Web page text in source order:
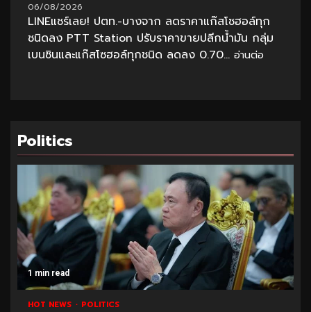
06/08/2026
LINEแชร์เลย! ปตท.-บางจาก ลดราคาแก๊สโซฮอล์ทุก
ชนิดลง PTT Station ปรับราคาขายปลีกน้ำมัน กลุ่ม
เบนซินและแก๊สโซฮอล์ทุกชนิด ลดลง 0.70... อ่านต่อ
Politics
1 min read
HOT NEWS POLITICS